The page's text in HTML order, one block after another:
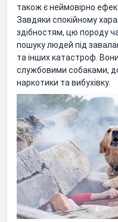
також є неймовірно
Завдяки спокійному
здібностям, цю породу
пошуку людей під
та інших катастроф.
службовими собаками,
наркотики та вибухівку.